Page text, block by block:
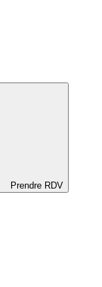
Prendre RDV